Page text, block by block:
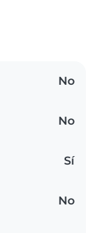
No
No
Sí
No